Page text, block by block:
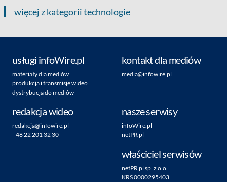
więcej z kategorii technologie
usługi infoWire.pl
materiały dla mediów
produkcja i transmisje wideo
dystrybucja do mediów
kontakt dla mediów
media@infowire.pl
redakcja wideo
redakcja@infowire.pl
+48 22 201 32 30
nasze serwisy
infoWire.pl
netPR.pl
właściciel serwisów
netPR.pl sp. z o.o.
KRS 0000295403